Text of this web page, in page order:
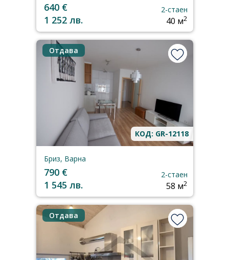
640 €
1 252 лв.
2-стаен
40 м2
Отдава
КОД: GR-12118
Бриз, Варна
790 €
1 545 лв.
2-стаен
58 м2
Отдава